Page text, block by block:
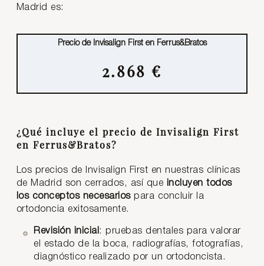
Madrid es:
Precio de Invisalign First en Ferrus&Bratos
2.868 €
¿Qué incluye el precio de Invisalign First
en Ferrus&Bratos?
Los precios de Invisalign First en nuestras clínicas
de Madrid son cerrados, así que incluyen todos
los conceptos necesariospara concluir la
ortodoncia exitosamente.
Revisión inicial : pruebas dentales para valorar
el estado de la boca, radiografías, fotografías,
diagnóstico realizado por un ortodoncista.